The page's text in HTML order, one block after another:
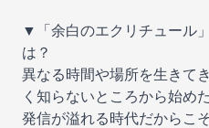
▼「余白のエクリチュール
は？
異なる時間や場所を生きて
く知らないところから始め
発信が溢れる時代だからこ